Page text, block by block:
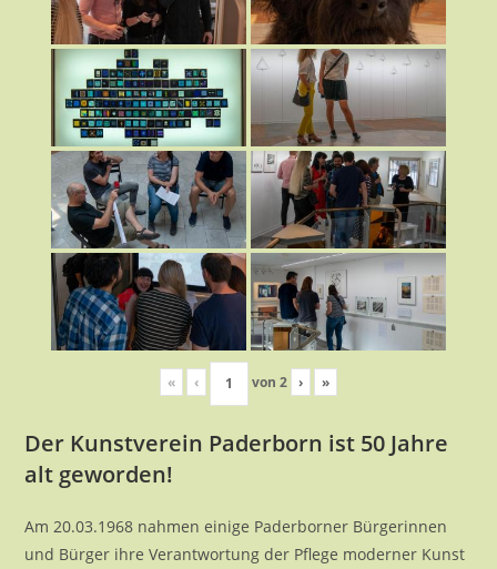
« ‹ von 2 › »
Der Kunstverein Paderborn ist 50 Jahre
alt geworden!
Am 20.03.1968 nahmen einige Paderborner Bürgerinnen
und Bürger ihre Verantwortung der Pflege moderner Kunst